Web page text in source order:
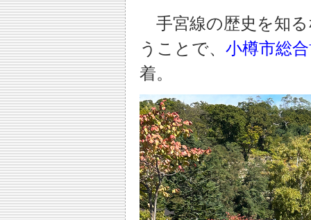
手宮線の歴史を知
うことで、 小樽市総
着。